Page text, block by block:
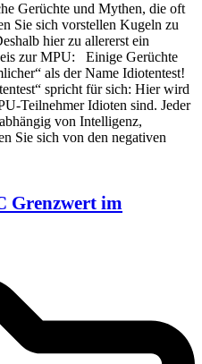
Gerüchte und Mythen, die oft
Sie sich vorstellen Kugeln zu
hier zu allererst ein
zur MPU: Einige Gerüchte
als der Name Idiotentest!
spricht für sich: Hier wird
Teilnehmer Idioten sind. Jeder
von Intelligenz,
Sie sich von den negativen
Grenzwert im